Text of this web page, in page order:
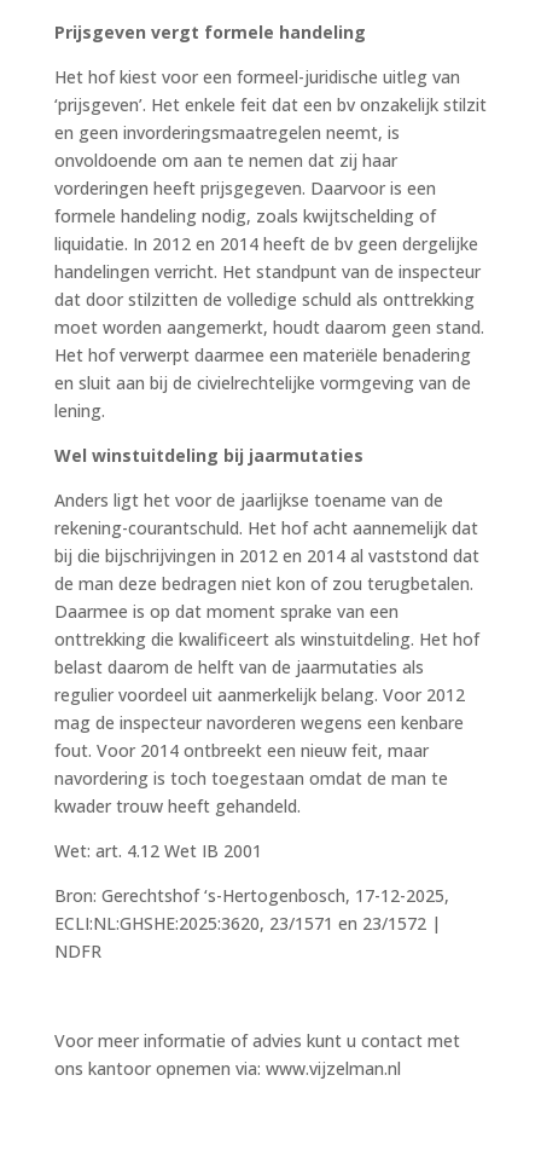
Prijsgeven vergt formele handeling
Het hof kiest voor een formeel-juridische uitleg van
‘prijsgeven’. Het enkele feit dat een bv onzakelijk stilzit
en geen invorderingsmaatregelen neemt, is
onvoldoende om aan te nemen dat zij haar
vorderingen heeft prijsgegeven. Daarvoor is een
formele handeling nodig, zoals kwijtschelding of
liquidatie. In 2012 en 2014 heeft de bv geen dergelijke
handelingen verricht. Het standpunt van de inspecteur
dat door stilzitten de volledige schuld als onttrekking
moet worden aangemerkt, houdt daarom geen stand.
Het hof verwerpt daarmee een materiële benadering
en sluit aan bij de civielrechtelijke vormgeving van de
lening.
Wel winstuitdeling bij jaarmutaties
Anders ligt het voor de jaarlijkse toename van de
rekening-courantschuld. Het hof acht aannemelijk dat
bij die bijschrijvingen in 2012 en 2014 al vaststond dat
de man deze bedragen niet kon of zou terugbetalen.
Daarmee is op dat moment sprake van een
onttrekking die kwalificeert als winstuitdeling. Het hof
belast daarom de helft van de jaarmutaties als
regulier voordeel uit aanmerkelijk belang. Voor 2012
mag de inspecteur navorderen wegens een kenbare
fout. Voor 2014 ontbreekt een nieuw feit, maar
navordering is toch toegestaan omdat de man te
kwader trouw heeft gehandeld.
Wet: art. 4.12 Wet IB 2001
Bron: Gerechtshof ‘s-Hertogenbosch, 17-12-2025,
ECLI:NL:GHSHE:2025:3620, 23/1571 en 23/1572 |
NDFR
Voor meer informatie of advies kunt u contact met
ons kantoor opnemen via: www.vijzelman.nl